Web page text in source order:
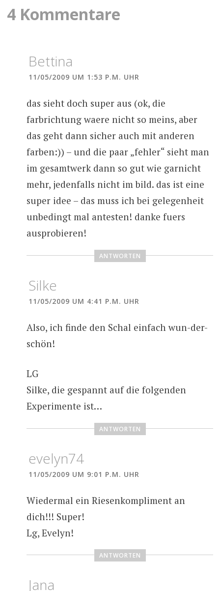
4 Kommentare
Bettina
11/05/2009 UM 1:53 P.M. UHR
das sieht doch super aus (ok, die
farbrichtung waere nicht so meins, aber
das geht dann sicher auch mit anderen
farben:)) – und die paar „fehler“ sieht man
im gesamtwerk dann so gut wie garnicht
mehr, jedenfalls nicht im bild. das ist eine
super idee – das muss ich bei gelegenheit
unbedingt mal antesten! danke fuers
ausprobieren!
ANTWORTEN
Silke
11/05/2009 UM 4:41 P.M. UHR
Also, ich finde den Schal einfach wun-der-
schön!
LG
Silke, die gespannt auf die folgenden
Experimente ist…
ANTWORTEN
evelyn74
11/05/2009 UM 9:01 P.M. UHR
Wiedermal ein Riesenkompliment an
dich!!! Super!
Lg, Evelyn!
ANTWORTEN
Jana